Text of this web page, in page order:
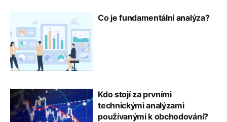
Co je fundamentální analýza?
Kdo stojí za prvními
technickými analýzami
používanými k obchodování?